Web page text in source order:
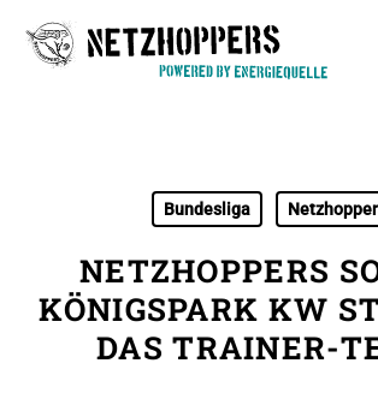
Bundesliga
NETZHOPPERS
KÖNIGSPARK KW
DAS TRAINER-